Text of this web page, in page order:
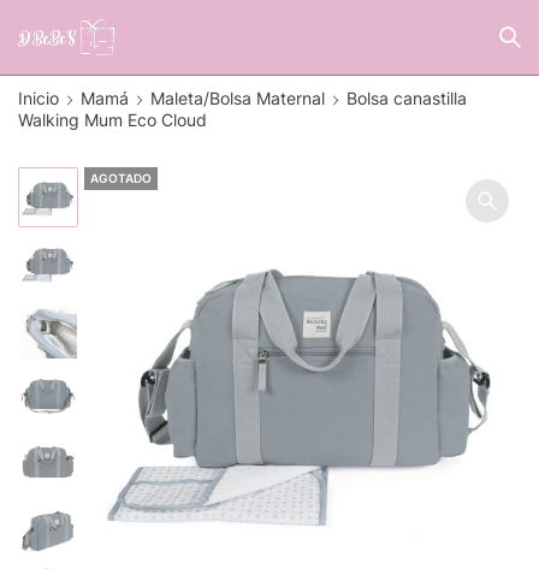
Inicio Mamá Maleta/Bolsa Maternal
Bolsa canastilla
Walking Mum Eco Cloud
AGOTADO